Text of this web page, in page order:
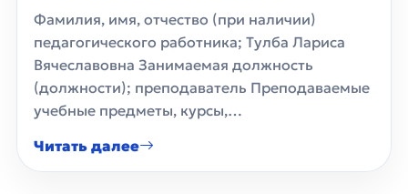
Фамилия, имя, отчество (при наличии)
педагогического работника; Тулба Лариса
Вячеславовна Занимаемая должность
(должности); преподаватель Преподаваемые
учебные предметы, курсы,…
Читать далее